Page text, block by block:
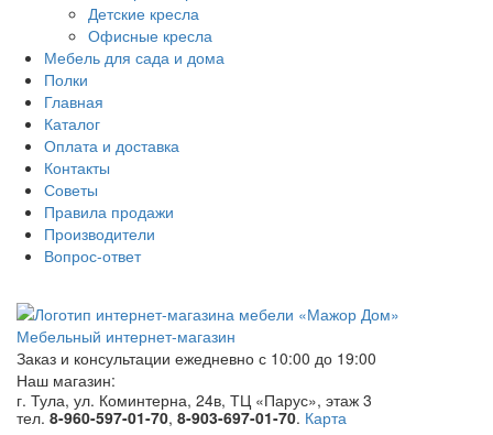
Детские кресла
Офисные кресла
Мебель для сада и дома
Полки
Главная
Каталог
Оплата и доставка
Контакты
Советы
Правила продажи
Производители
Вопрос-ответ
Мебельный интернет-магазин
Заказ и консультации ежедневно с 10:00 до 19:00
Наш магазин:
г. Тула, ул. Коминтерна, 24в, ТЦ «Парус», этаж 3
тел. 8-960-597-01-70, 8-903-697-01-70. Карта